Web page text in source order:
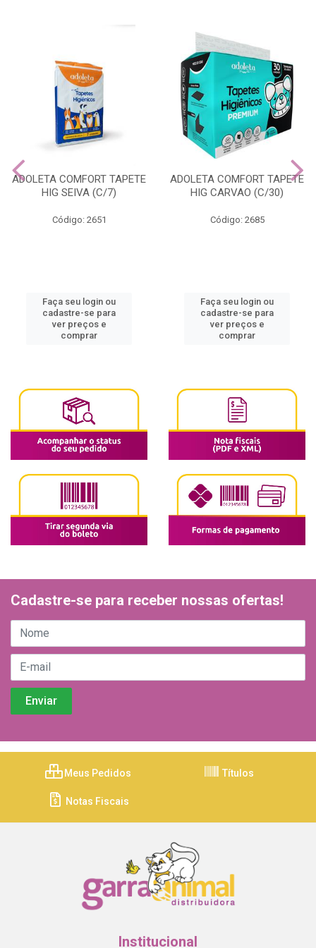
ADOLETA COMFORT TAPETE
HIG SEIVA (C/7)
Código: 2651
Faça seu login ou
cadastre-se para
ver preços e
comprar
ADOLETA COMFORT TAPETE
HIG CARVAO (C/30)
Código: 2685
Faça seu login ou
cadastre-se para
ver preços e
comprar
Cadastre-se para receber nossas ofertas!
Meus Pedidos Títulos
Notas Fiscais
Institucional